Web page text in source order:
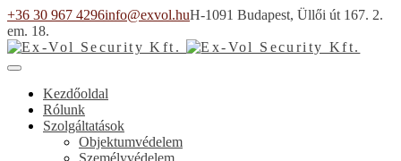
+36 30 967 4296info@exvol.huH-1091 Budapest, Üllői út 167. 2.
em. 18.
Kezdőoldal
Rólunk
Szolgáltatások
Objektumvédelem
Személyvédelem